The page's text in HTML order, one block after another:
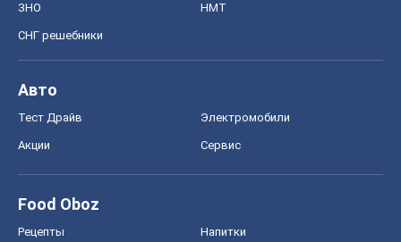
ЗНО НМТ
СНГ решебники
Авто
Тест Драйв Электромобили
Акции Сервис
Food Oboz
Рецепты Напитки